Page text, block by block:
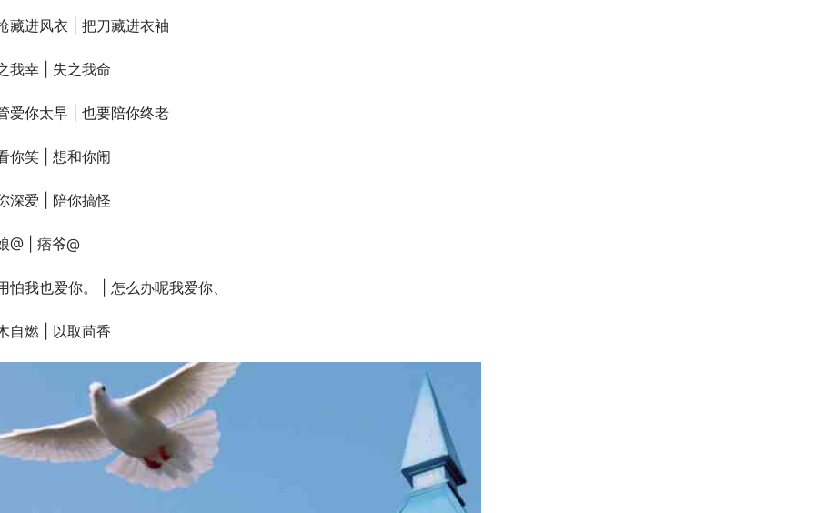
藏进风衣 | 把刀藏进衣袖
我幸 | 失之我命
爱你太早 | 也要陪你终老
你笑 | 想和你闹
深爱 | 陪你搞怪
@ | 痞爷@
怕我也爱你。 | 怎么办呢我爱你、
自燃 | 以取茴香